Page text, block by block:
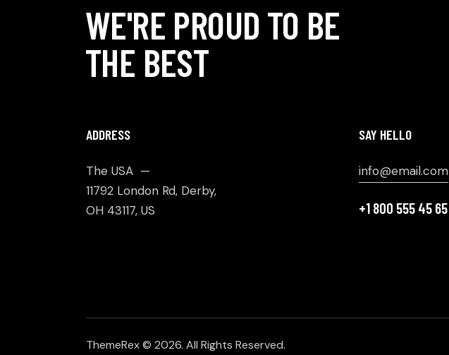
WE'RE PROUD TO BE
THE BEST
ADDRESS
The USA —
11792 London Rd, Derby,
OH 43117, US
SAY HELLO
info@email.com
+1 800 555 45 65
ThemeRex© 2026. All Rights Reserved.